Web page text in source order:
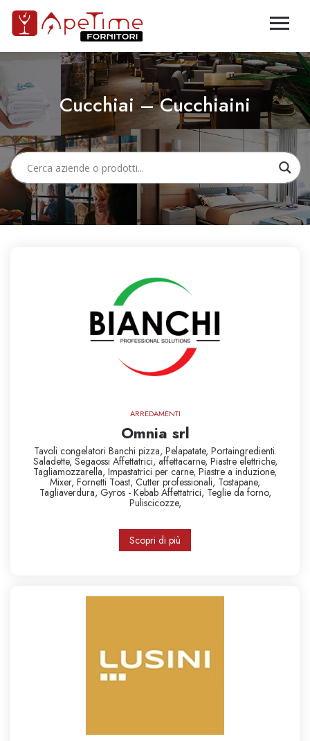
Cucchiai – Cucchiaini
ARREDAMENTI
Omnia srl
Tavoli congelatori Banchi pizza, Pelapatate, Portaingredienti.
Saladette, Segaossi Affettatrici, affettacarne, Piastre elettriche,
Tagliamozzarella, Impastatrici per carne, Piastre a induzione,
Mixer, Fornetti Toast, Cutter professionali, Tostapane,
Tagliaverdura, Gyros - Kebab Affettatrici, Teglie da forno,
Puliscicozze,
Scopri di più